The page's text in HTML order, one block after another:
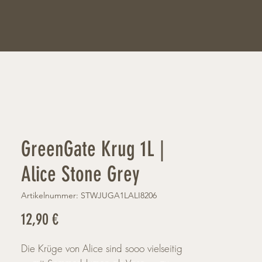
GreenGate Krug 1L |
Alice Stone Grey
Artikelnummer: STWJUGA1LALI8206
12,90 €Preis
Die Krüge von Alice sind sooo vielseitig